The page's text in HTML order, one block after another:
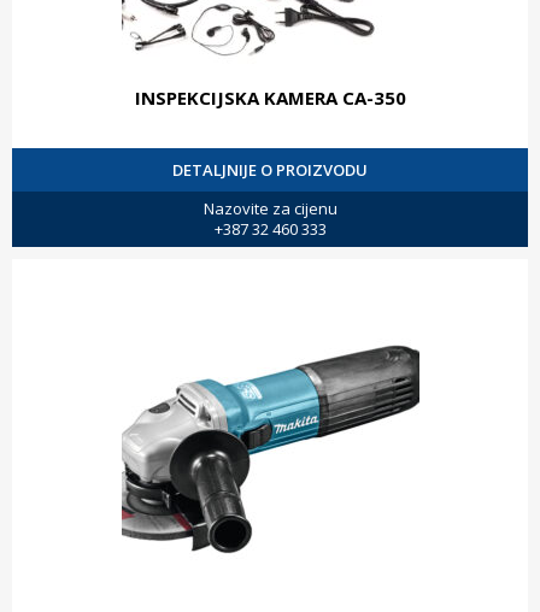
INSPEKCIJSKA KAMERA CA-350
DETALJNIJE O PROIZVODU
Nazovite za cijenu
+387 32 460 333